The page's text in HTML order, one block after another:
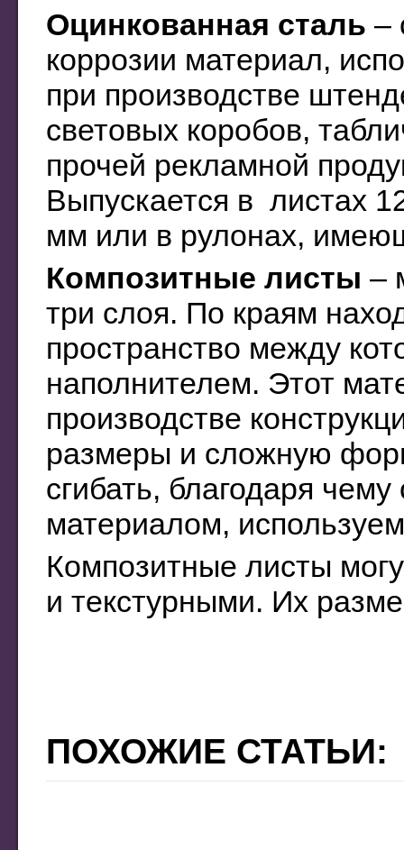
Оцинкованная сталь –
коррозии материал,
при производстве
световых коробов,
прочей рекламной
Выпускается в листах
мм или в рулонах,
Композитные листы –
три слоя. По краям
пространство между
наполнителем. Этот
производстве
размеры и сложную
сгибать, благодаря
материалом,
Композитные листы
и текстурными. Их
ПОХОЖИЕ СТАТЬИ: